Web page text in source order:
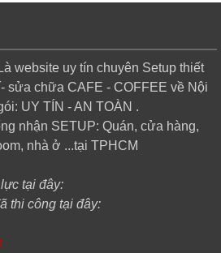
website uy tín chuyên Setup thiết
sửa chữa CAFE - COFFEE về Nội
UY TÍN - AN TOÀN .
nhận SETUP: Quán, cửa hàng,
nhà ở ...tại TPHCM
tại đây:
thi công tại đây: